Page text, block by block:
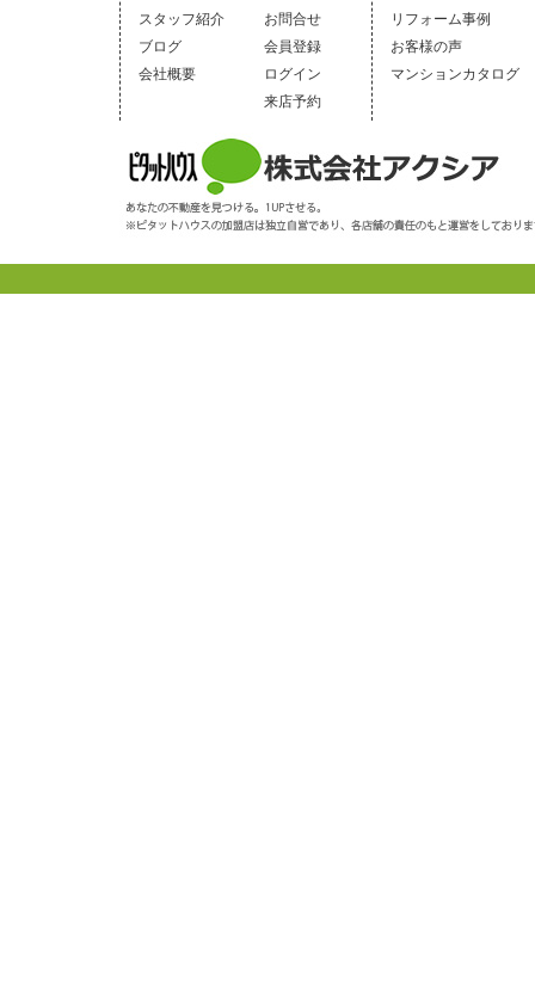
スタッフ紹介
ブログ
会社概要
お問合せ
会員登録
ログイン
来店予約
リフォーム事例
お客様の声
マンションカタログ